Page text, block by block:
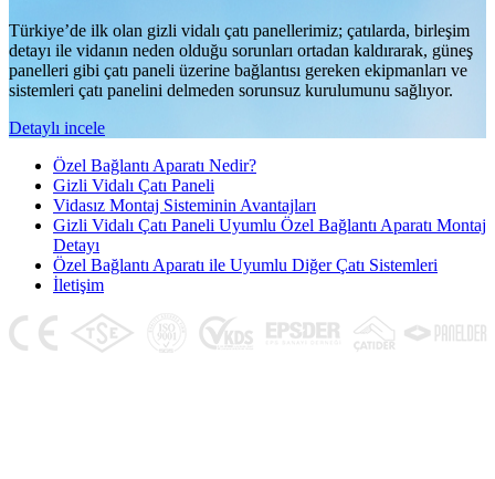
Türkiye’de ilk olan gizli vidalı çatı panellerimiz; çatılarda, birleşim
detayı ile vidanın neden olduğu sorunları ortadan kaldırarak, güneş
panelleri gibi çatı paneli üzerine bağlantısı gereken ekipmanları ve
sistemleri çatı panelini delmeden sorunsuz kurulumunu sağlıyor.
Detaylı incele
Özel Bağlantı Aparatı Nedir?
Gizli Vidalı Çatı Paneli
Vidasız Montaj Sisteminin Avantajları
Gizli Vidalı Çatı Paneli Uyumlu Özel Bağlantı Aparatı Montaj
Detayı
Özel Bağlantı Aparatı ile Uyumlu Diğer Çatı Sistemleri
İletişim